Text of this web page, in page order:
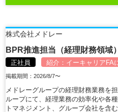
株式会社メドレー
BPR推進担当（経理財務領域
正社員 紹介： イーキャリアFA
掲載期間：2026/8/7〜
メドレーグループの経理財務業務を
ループにて、経理業務の効率化や各
トマネジメント、グループ会社を含